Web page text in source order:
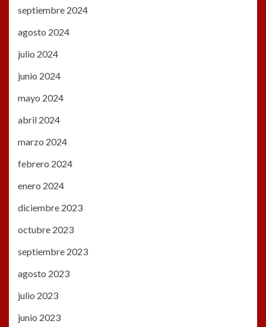
septiembre 2024
agosto 2024
julio 2024
junio 2024
mayo 2024
abril 2024
marzo 2024
febrero 2024
enero 2024
diciembre 2023
octubre 2023
septiembre 2023
agosto 2023
julio 2023
junio 2023